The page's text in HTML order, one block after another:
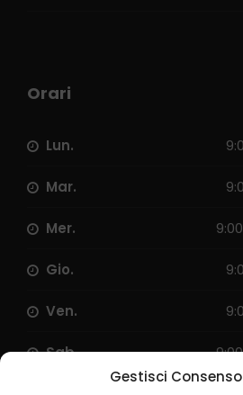
Gestisci
Orari
Lun.
Mar.
Mer.
Gio.
Ven.
Sab.